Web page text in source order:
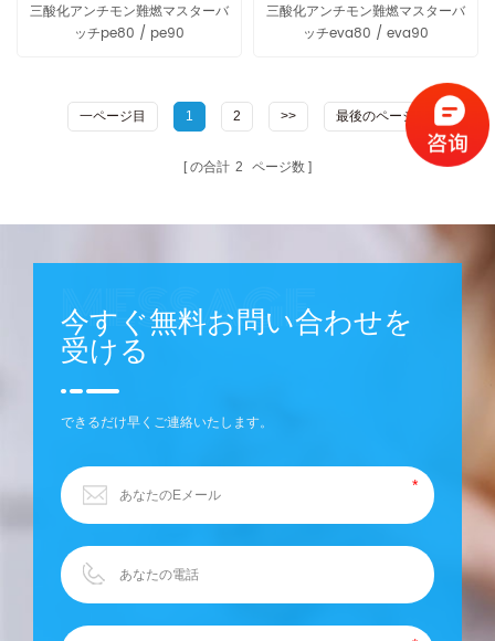
三酸化アンチモン難燃マスターバ
ッチpe80 / pe90
三酸化アンチモン難燃マスターバ
ッチeva80 / eva90
一ページ目 1 2 >> 最後のページ
の合計 2 ページ数
今すぐ無料お問い合わせを
受ける
できるだけ早くご連絡いたします。